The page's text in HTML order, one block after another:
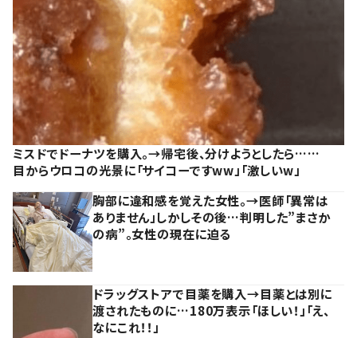
ミスドでドーナツを購入。→帰宅後、分けようとしたら……
目からウロコの光景に「サイコーですww」「激しいw」
胸部に違和感を覚えた女性。→医師「異常は
ありません」しかしその後…判明した”まさか
の病”。女性の現在に迫る
ドラッグストアで目薬を購入→目薬とは別に
渡されたものに…180万表示「ほしい！」「え、
なにこれ！！」